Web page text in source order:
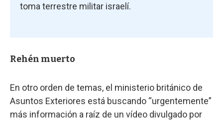
toma terrestre militar israelí.
Rehén muerto
En otro orden de temas, el ministerio británico de
Asuntos Exteriores está buscando “urgentemente”
más información a raíz de un vídeo divulgado por